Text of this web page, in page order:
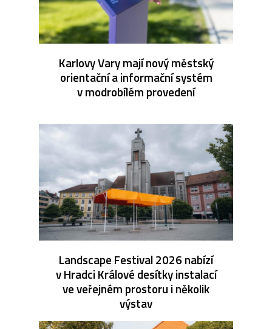
Karlovy Vary mají nový městský
orientační a informační systém
v modrobílém provedení
Landscape Festival 2026 nabízí
v Hradci Králové desítky instalací
ve veřejném prostoru i několik
výstav